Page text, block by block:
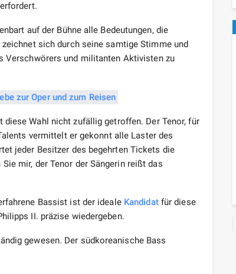
auf der Bühne alle Bedeutungen, die
sich durch seine samtige Stimme und
Verschwörers und militanten Aktivisten zu
Wahl nicht zufällig getroffen. Der Tenor, für
vermittelt er gekonnt alle Laster des
jeder Besitzer des begehrten Tickets die
mir, der Tenor der Sängerin reißt das
Bassist ist der ideale Kandidatfür diese
II. präzise wiedergeben.
gewesen. Der südkoreanische Bass